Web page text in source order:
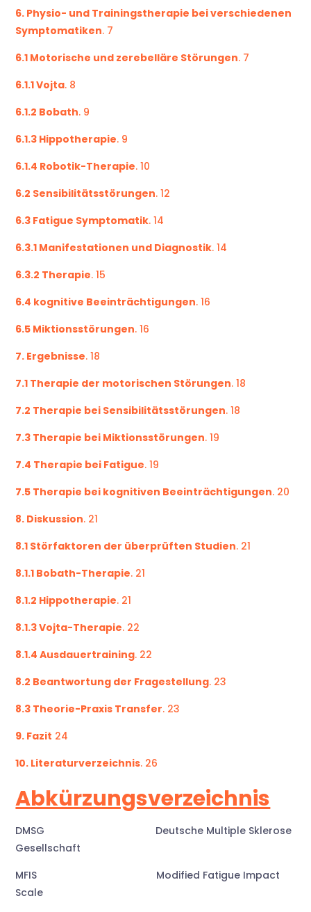
6. Physio- und Trainingstherapie bei verschiedenen
Symptomatiken. 7
6.1 Motorische und zerebelläre Störungen. 7
6.1.1 Vojta. 8
6.1.2 Bobath. 9
6.1.3 Hippotherapie. 9
6.1.4 Robotik-Therapie. 10
6.2 Sensibilitätsstörungen. 12
6.3 Fatigue Symptomatik. 14
6.3.1 Manifestationen und Diagnostik. 14
6.3.2 Therapie. 15
6.4 kognitive Beeinträchtigungen. 16
6.5 Miktionsstörungen. 16
7. Ergebnisse. 18
7.1 Therapie der motorischen Störungen. 18
7.2 Therapie bei Sensibilitätsstörungen. 18
7.3 Therapie bei Miktionsstörungen. 19
7.4 Therapie bei Fatigue. 19
7.5 Therapie bei kognitiven Beeinträchtigungen. 20
8. Diskussion. 21
8.1 Störfaktoren der überprüften Studien. 21
8.1.1 Bobath-Therapie. 21
8.1.2 Hippotherapie. 21
8.1.3 Vojta-Therapie. 22
8.1.4 Ausdauertraining. 22
8.2 Beantwortung der Fragestellung. 23
8.3 Theorie-Praxis Transfer. 23
9. Fazit 24
10. Literaturverzeichnis. 26
Abkürzungsverzeichnis
DMSG Deutsche Multiple Sklerose
Gesellschaft
MFIS Modified Fatigue Impact
Scale